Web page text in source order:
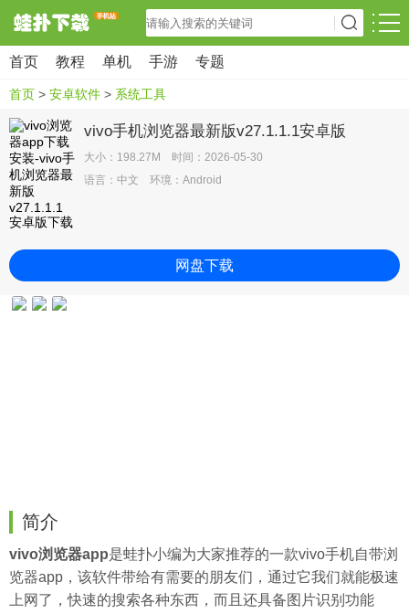
首页 教程 单机 手游 专题
首页 > 安卓软件 > 系统工具
vivo手机浏览器最新版v27.1.1.1安卓版
大小：198.27M 时间：2026-05-30
语言：中文 环境：Android
网盘下载
简介
vivo浏览器app是蛙扑小编为大家推荐的一款vivo手机自带浏
览器app，该软件带给有需要的朋友们，通过它我们就能极速
上网了，快速的搜索各种东西，而且还具备图片识别功能